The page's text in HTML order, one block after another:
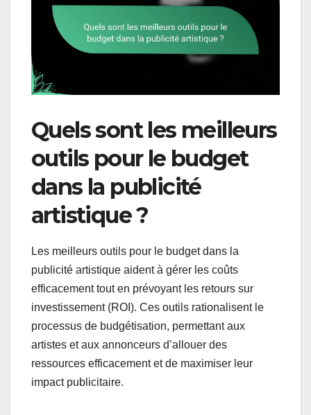
Quels sont les meilleurs
outils pour le budget
dans la publicité
artistique ?
Les meilleurs outils pour le budget dans la
publicité artistique aident à gérer les coûts
efficacement tout en prévoyant les retours sur
investissement (ROI). Ces outils rationalisent le
processus de budgétisation, permettant aux
artistes et aux annonceurs d’allouer des
ressources efficacement et de maximiser leur
impact publicitaire.